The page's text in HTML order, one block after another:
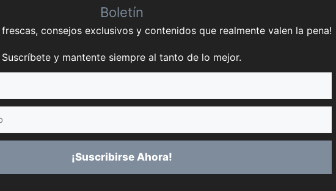
Boletín
frescas, consejos exclusivos y contenidos que realmente valen la pena!
Suscríbete y mantente siempre al tanto de lo mejor.
¡Suscribirse Ahora!